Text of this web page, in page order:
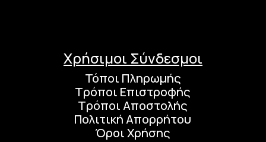
Χρήσιμοι Σύνδεσμοι
Τόποι Πληρωμής
Τρόποι Επιστροφής
Τρόποι Αποστολής
Πολιτική Απορρήτου
Όροι Χρήσης